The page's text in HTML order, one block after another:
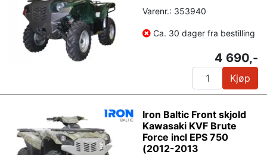
Varenr.: 353940
Ca. 30 dager fra bestilling
4 690,-
Kjøp
Iron Baltic Front skjold
Kawasaki KVF Brute
Force incl EPS 750
(2012-2013